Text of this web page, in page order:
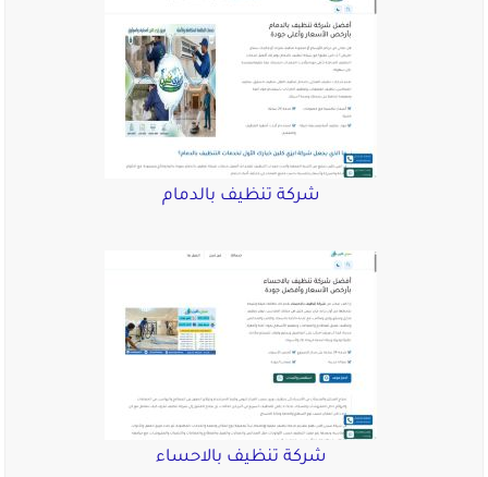
شركة تنظيف بالدمام
شركة تنظيف بالاحساء